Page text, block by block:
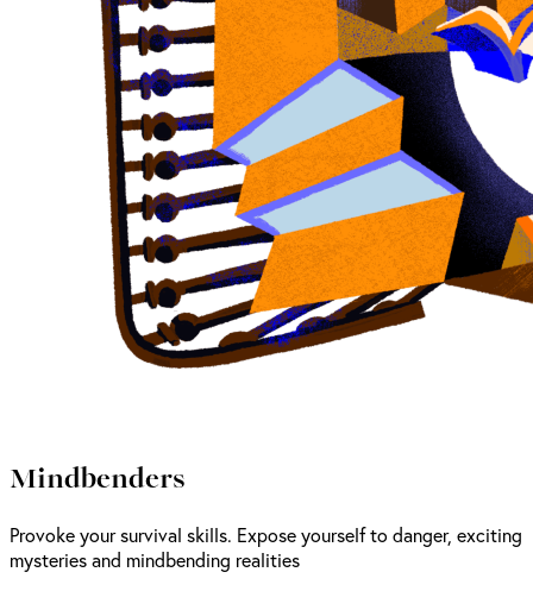
Mindbenders
Provoke your survival skills. Expose yourself to danger, exciting
mysteries and mindbending realities